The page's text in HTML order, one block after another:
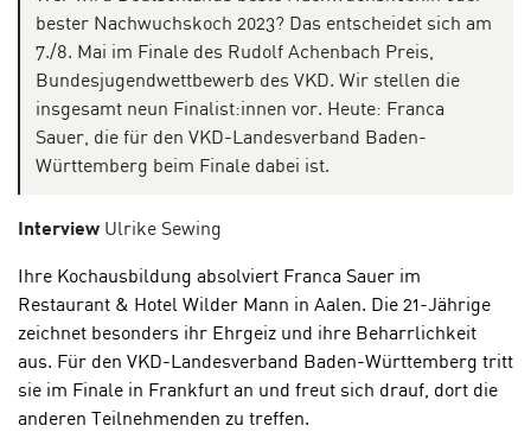
bester Nachwuchskoch 2023? Das entscheidet sich am
7./8. Mai im Finale des Rudolf Achenbach Preis,
Bundesjugendwettbewerb des VKD. Wir stellen die
insgesamt neun Finalist:innen vor. Heute: Franca
Sauer, die für den VKD-Landesverband Baden-
Württemberg beim Finale dabei ist.
Interview Ulrike Sewing
Ihre Kochausbildung absolviert Franca Sauer im
Restaurant & Hotel Wilder Mann in Aalen. Die 21-Jährige
zeichnet besonders ihr Ehrgeiz und ihre Beharrlichkeit
aus. Für den VKD-Landesverband Baden-Württemberg tritt
sie im Finale in Frankfurt an und freut sich drauf, dort die
anderen Teilnehmenden zu treffen.